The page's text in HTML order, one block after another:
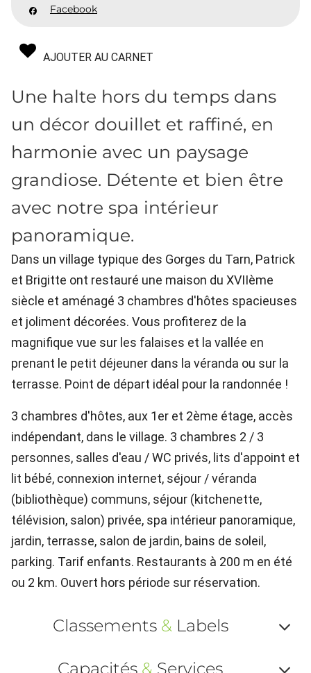
Facebook
AJOUTER AU CARNET
Une halte hors du temps dans
un décor douillet et raffiné, en
harmonie avec un paysage
grandiose. Détente et bien être
avec notre spa intérieur
panoramique.
Dans un village typique des Gorges du Tarn, Patrick
et Brigitte ont restauré une maison du XVIIème
siècle et aménagé 3 chambres d'hôtes spacieuses
et joliment décorées. Vous profiterez de la
magnifique vue sur les falaises et la vallée en
prenant le petit déjeuner dans la véranda ou sur la
terrasse. Point de départ idéal pour la randonnée !
3 chambres d'hôtes, aux 1er et 2ème étage, accès
indépendant, dans le village. 3 chambres 2 / 3
personnes, salles d'eau / WC privés, lits d'appoint et
lit bébé, connexion internet, séjour / véranda
(bibliothèque) communs, séjour (kitchenette,
télévision, salon) privée, spa intérieur panoramique,
jardin, terrasse, salon de jardin, bains de soleil,
parking. Tarif enfants. Restaurants à 200 m en été
ou 2 km. Ouvert hors période sur réservation.
Classements &Labels
Capacités & Services